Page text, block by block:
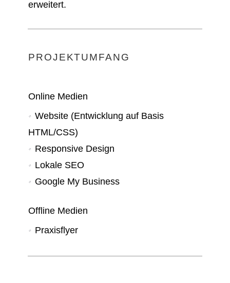
erweitert.
PROJEKTUMFANG
Online Medien
Website (Entwicklung auf Basis
HTML/CSS)
Responsive Design
Lokale SEO
Google My Business
Offline Medien
Praxisflyer